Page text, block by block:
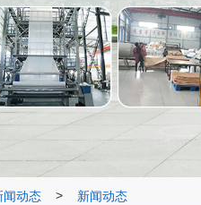
闻动态 > 新闻动态